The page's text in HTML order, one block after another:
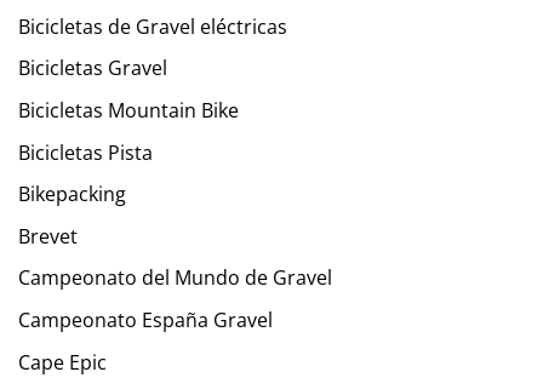
Bicicletas de Gravel eléctricas
Bicicletas Gravel
Bicicletas Mountain Bike
Bicicletas Pista
Bikepacking
Brevet
Campeonato del Mundo de Gravel
Campeonato España Gravel
Cape Epic